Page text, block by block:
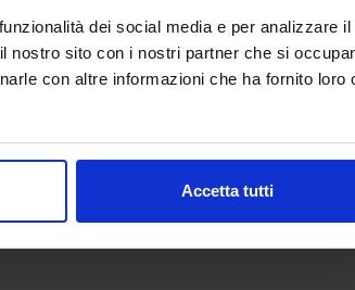
dei social media e per analizzare il
nostro sito con i nostri partner che si
con altre informazioni che ha fornito loro
Accetta tutti